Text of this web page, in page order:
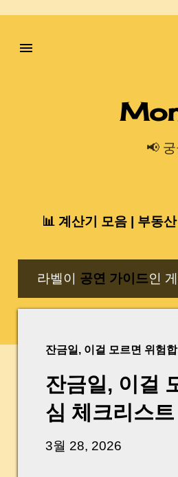
📢
📊 계산기 모음 | 부동
라벨이 공연 가이드인
잔금일, 이걸 모르면 위험
잔금일, 이걸
심 체크리스트
3월 28, 2026